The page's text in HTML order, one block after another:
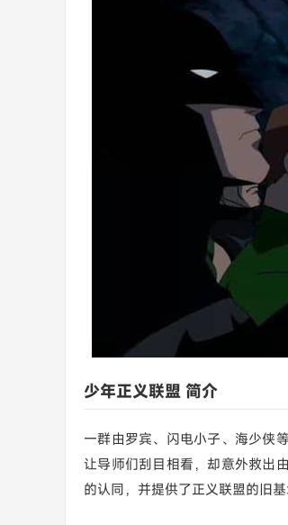
少年正义联盟 简介
一群由罗宾、闪电小子、海少侠
让导师们刮目相看，却意外救出
的认同，并提供了正义联盟的旧